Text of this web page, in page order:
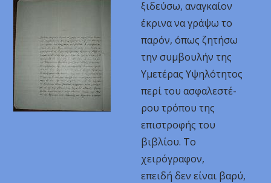
ξιδεύσω, αναγκαίον
έκρινα να γράψω το
παρόν, όπως ζητήσω
την συμβουλήν της
Υμετέρας Υψηλότητος
περί του ασφαλεστέ-
ρου τρόπου της
επιστροφής του
βιβλίου. Το
χειρόγραφον,
επειδή δεν είναι βαρύ,